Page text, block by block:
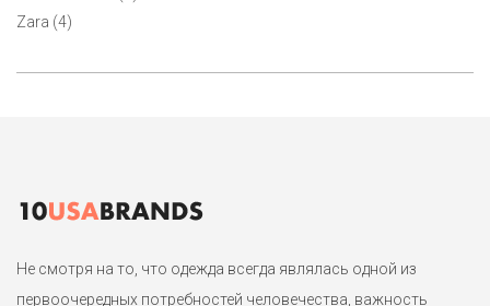
Zara (4)
Не смотря на то, что одежда всегда являлась одной из
первоочередных потребностей человечества, важность